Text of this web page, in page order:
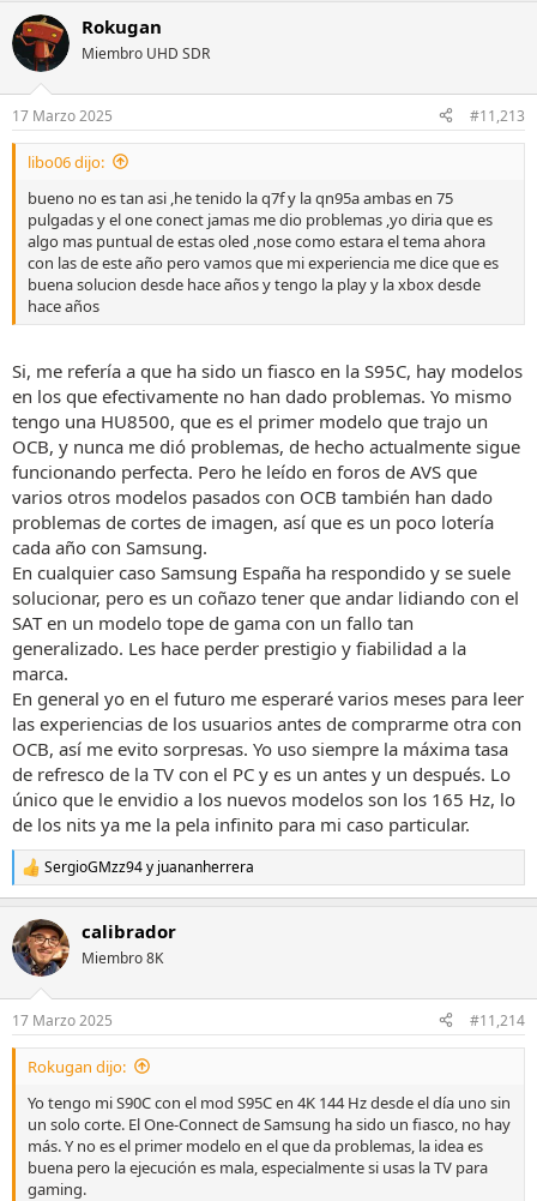
c
c
i
e
s
Rokugan
Miembro UHD SDR
17 Marzo 2025 #11,213
libo06 dijo:
bueno no es tan asi ,he tenido la q7f y la qn95a ambas en 75
pulgadas y el one conect jamas me dio problemas ,yo diria que es
algo mas puntual de estas oled ,nose como estara el tema ahora
con las de este año pero vamos que mi experiencia me dice que es
buena solucion desde hace años y tengo la play y la xbox desde
hace años
Si, me refería a que ha sido un fiasco en la S95C, hay modelos
en los que efectivamente no han dado problemas. Yo mismo
tengo una HU8500, que es el primer modelo que trajo un
OCB, y nunca me dió problemas, de hecho actualmente sigue
funcionando perfecta. Pero he leído en foros de AVS que
varios otros modelos pasados con OCB también han dado
problemas de cortes de imagen, así que es un poco lotería
cada año con Samsung.
En cualquier caso Samsung España ha respondido y se suele
solucionar, pero es un coñazo tener que andar lidiando con el
SAT en un modelo tope de gama con un fallo tan
generalizado. Les hace perder prestigio y fiabilidad a la
marca.
En general yo en el futuro me esperaré varios meses para leer
las experiencias de los usuarios antes de comprarme otra con
OCB, así me evito sorpresas. Yo uso siempre la máxima tasa
de refresco de la TV con el PC y es un antes y un después. Lo
único que le envidio a los nuevos modelos son los 165 Hz, lo
de los nits ya me la pela infinito para mi caso particular.
R
e
c
c
i
e
s
SergioGMzz94y juananherrera
calibrador
Miembro 8K
17 Marzo 2025 #11,214
Rokugan dijo:
Yo tengo mi S90C con el mod S95C en 4K 144 Hz desde el día uno sin
un solo corte. El One-Connect de Samsung ha sido un fiasco, no hay
más. Y no es el primer modelo en el que da problemas, la idea es
buena pero la ejecución es mala, especialmente si usas la TV para
gaming.